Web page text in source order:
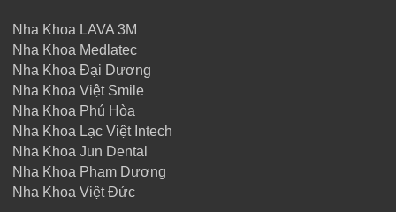
Nha Khoa LAVA 3M
Nha Khoa Medlatec
Nha Khoa Đại Dương
Nha Khoa Việt Smile
Nha Khoa Phú Hòa
Nha Khoa Lạc Việt Intech
Nha Khoa Jun Dental
Nha Khoa Phạm Dương
Nha Khoa Việt Đức